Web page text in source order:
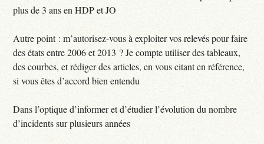
plus de 3 ans en HDP et JO
Autre point : m’autorisez-vous à exploiter vos relevés pour faire
des états entre 2006 et 2013 ? Je compte utiliser des tableaux,
des courbes, et rédiger des articles, en vous citant en référence,
si vous êtes d’accord bien entendu
Dans l’optique d’informer et d’étudier l’évolution du nombre
d’incidents sur plusieurs années